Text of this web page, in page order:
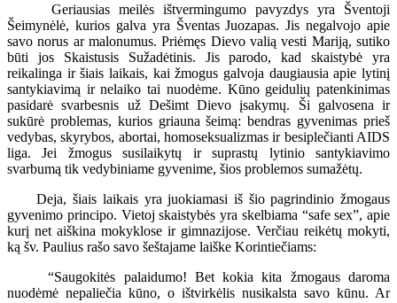
Geriausias meilės ištvermingumo pavyzdys yra Šventoji
Šeimynėlė, kurios galva yra Šventas Juozapas. Jis negalvojo apie
savo norus ar malonumus. Priėmęs Dievo valią vesti Mariją, sutiko
būti jos Skaistusis Sužadėtinis. Jis parodo, kad skaistybė yra
reikalinga ir šiais laikais, kai žmogus galvoja daugiausia apie lytinį
santykiavimą ir nelaiko tai nuodėme. Kūno geidulių patenkinimas
pasidarė svarbesnis už Dešimt Dievo įsakymų. Ši galvosena ir
sukūrė problemas, kurios griauna šeimą: bendras gyvenimas prieš
vedybas, skyrybos, abortai, homoseksualizmas ir besiplečianti AIDS
liga. Jei žmogus susilaikytų ir suprastų lytinio santykiavimo
svarbumą tik vedybiniame gyvenime, šios problemos sumažėtų.
Deja, šiais laikais yra juokiamasi iš šio pagrindinio žmogaus
gyvenimo principo. Vietoj skaistybės yra skelbiama “safe sex”, apie
kurį net aiškina mokyklose ir gimnazijose. Verčiau reikėtų mokyti,
ką šv. Paulius rašo savo šeštajame laiške Korintiečiams:
“Saugokitės palaidumo! Bet kokia kita žmogaus daroma
nuodėmė nepaliečia kūno, o ištvirkėlis nusikalsta savo kūnu. Ar